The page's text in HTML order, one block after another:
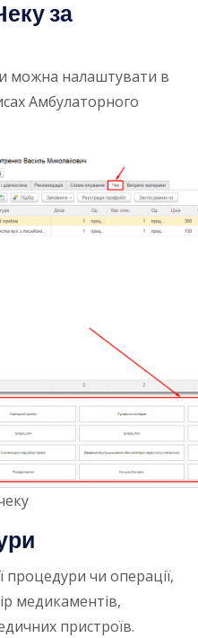
за
можна налаштувати в
Амбулаторного
процедури чи операції,
медикаментів,
пристроїв.